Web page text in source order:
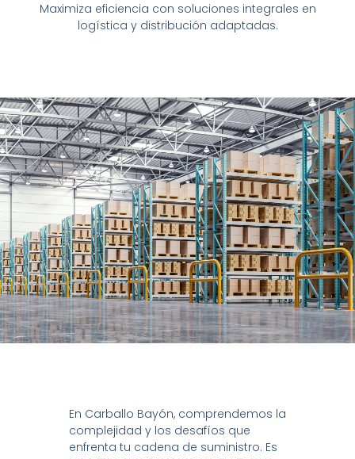
Maximiza eficiencia con soluciones integrales en
logística y distribución adaptadas.
En Carballo Bayón, comprendemos la
complejidad y los desafíos que
enfrenta tu cadena de suministro. Es